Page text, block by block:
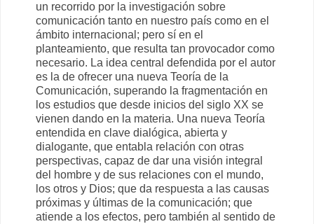
un recorrido por la investigación sobre
comunicación tanto en nuestro país como en el
ámbito internacional; pero sí en el
planteamiento, que resulta tan provocador como
necesario. La idea central defendida por el autor
es la de ofrecer una nueva Teoría de la
Comunicación, superando la fragmentación en
los estudios que desde inicios del siglo XX se
vienen dando en la materia. Una nueva Teoría
entendida en clave dialógica, abierta y
dialogante, que entabla relación con otras
perspectivas, capaz de dar una visión integral
del hombre y de sus relaciones con el mundo,
los otros y Dios; que da respuesta a las causas
próximas y últimas de la comunicación; que
atiende a los efectos, pero también al sentido de